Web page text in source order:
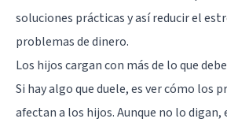
soluciones prácticas y así reducir el
problemas de dinero.
Los hijos cargan con más de lo que
Si hay algo que duele, es ver cómo los
afectan a los hijos. Aunque no lo